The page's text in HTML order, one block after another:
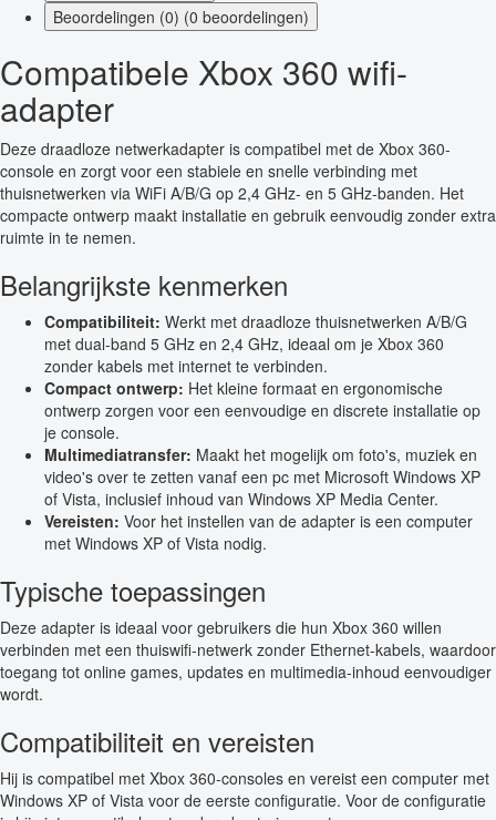
Beoordelingen (0) (0 beoordelingen)
Compatibele Xbox 360 wifi-
adapter
Deze draadloze netwerkadapter is compatibel met de Xbox 360-
console en zorgt voor een stabiele en snelle verbinding met
thuisnetwerken via WiFi A/B/G op 2,4 GHz- en 5 GHz-banden. Het
compacte ontwerp maakt installatie en gebruik eenvoudig zonder extra
ruimte in te nemen.
Belangrijkste kenmerken
Compatibiliteit: Werkt met draadloze thuisnetwerken A/B/G
met dual-band 5 GHz en 2,4 GHz, ideaal om je Xbox 360
zonder kabels met internet te verbinden.
Compact ontwerp: Het kleine formaat en ergonomische
ontwerp zorgen voor een eenvoudige en discrete installatie op
je console.
Multimediatransfer: Maakt het mogelijk om foto's, muziek en
video's over te zetten vanaf een pc met Microsoft Windows XP
of Vista, inclusief inhoud van Windows XP Media Center.
Vereisten: Voor het instellen van de adapter is een computer
met Windows XP of Vista nodig.
Typische toepassingen
Deze adapter is ideaal voor gebruikers die hun Xbox 360 willen
verbinden met een thuiswifi-netwerk zonder Ethernet-kabels, waardoor
toegang tot online games, updates en multimedia-inhoud eenvoudiger
wordt.
Compatibiliteit en vereisten
Hij is compatibel met Xbox 360-consoles en vereist een computer met
Windows XP of Vista voor de eerste configuratie. Voor de configuratie